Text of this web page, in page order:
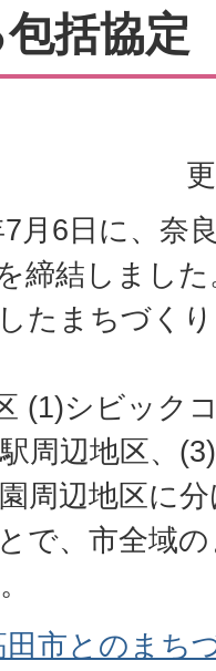
括協定
月6日に、奈
締結しまし
たまちづく
(1)シビック
周辺地区、
周辺地区に
で、市全域
市とのまち